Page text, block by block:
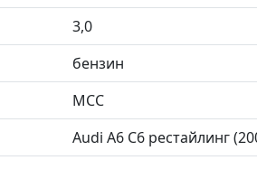
3,0
бензин
MCC
Audi A6 C6 рестайлинг